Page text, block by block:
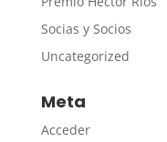
Socias y Socios
Uncategorized
Meta
Acceder